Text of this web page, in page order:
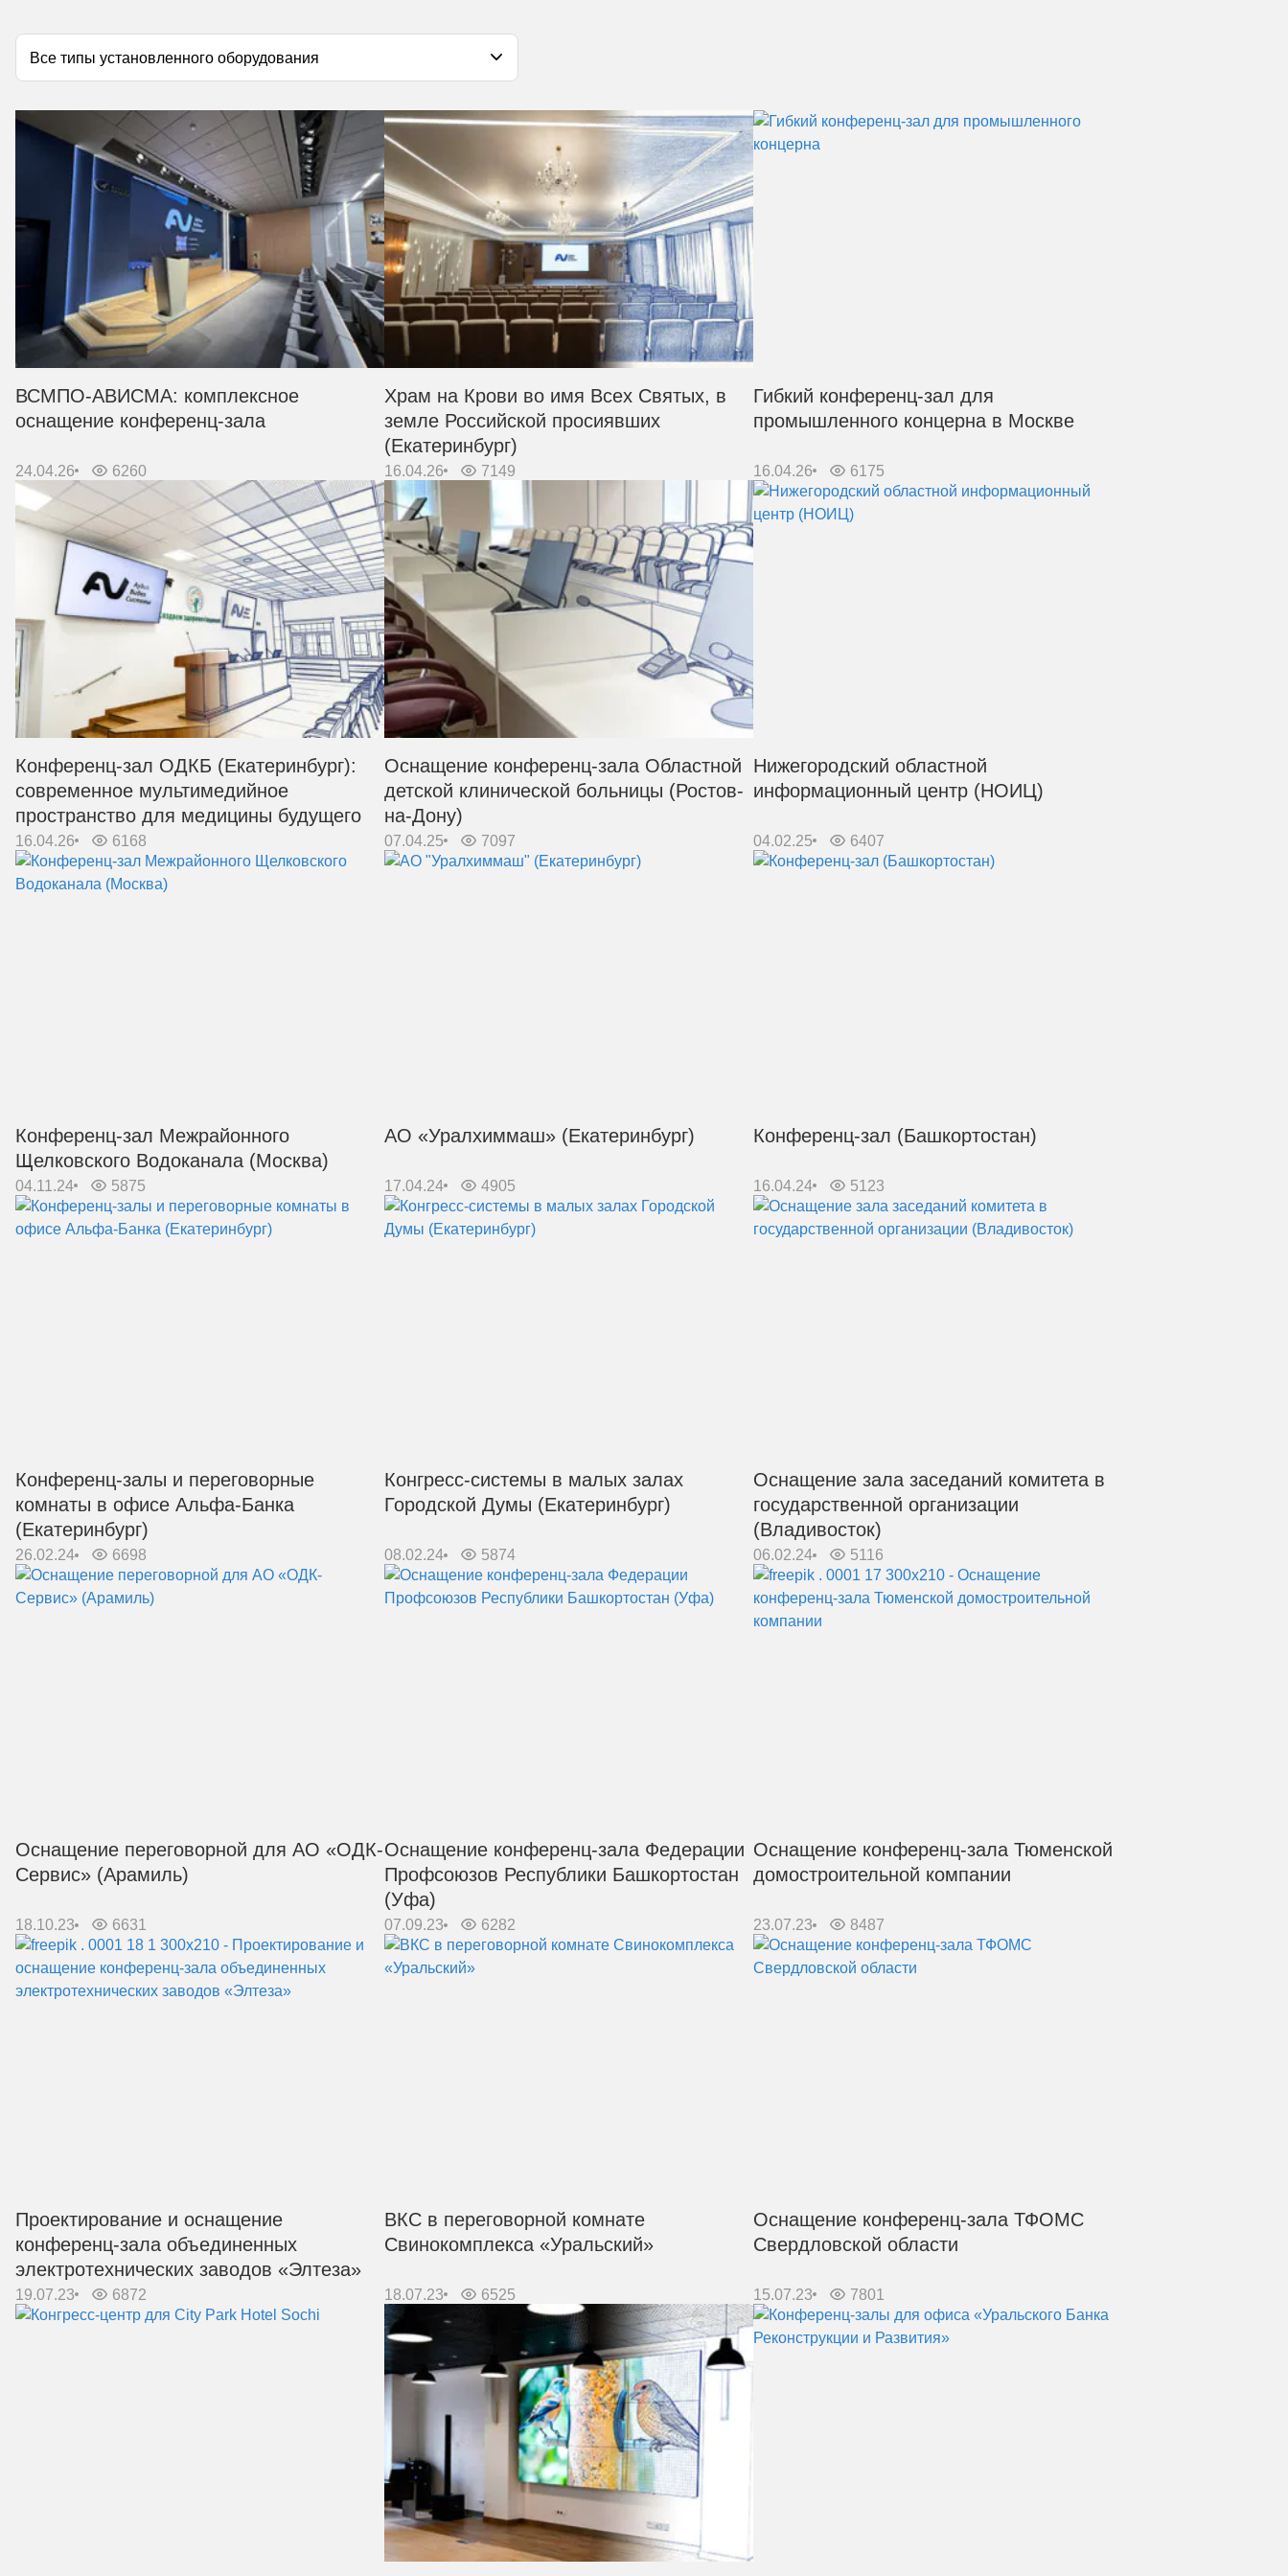
ВСМПО-АВИСМА: комплексное
оснащение конференц-зала
24.04.26 6260
Храм на Крови во имя Всех Святых, в
земле Российской просиявших
(Екатеринбург)
16.04.26 7149
Гибкий конференц-зал для
промышленного концерна в Москве
16.04.26 6175
Конференц-зал ОДКБ (Екатеринбург):
современное мультимедийное
пространство для медицины будущего
16.04.26 6168
Оснащение конференц-зала Областной
детской клинической больницы (Ростов-
на-Дону)
07.04.25 7097
Нижегородский областной
информационный центр (НОИЦ)
04.02.25 6407
Конференц-зал Межрайонного
Щелковского Водоканала (Москва)
04.11.24 5875
АО «Уралхиммаш» (Екатеринбург)
17.04.24 4905
Конференц-зал (Башкортостан)
16.04.24 5123
Конференц-залы и переговорные
комнаты в офисе Альфа-Банка
(Екатеринбург)
26.02.24 6698
Конгресс-системы в малых залах
Городской Думы (Екатеринбург)
08.02.24 5874
Оснащение зала заседаний комитета в
государственной организации
(Владивосток)
06.02.24 5116
Оснащение переговорной для АО «ОДК-
Сервис» (Арамиль)
18.10.23 6631
Оснащение конференц-зала Федерации
Профсоюзов Республики Башкортостан
(Уфа)
07.09.23 6282
Оснащение конференц-зала Тюменской
домостроительной компании
23.07.23 8487
Проектирование и оснащение
конференц-зала объединенных
электротехнических заводов «Элтеза»
19.07.23 6872
ВКС в переговорной комнате
Свинокомплекса «Уральский»
18.07.23 6525
Оснащение конференц-зала ТФОМС
Свердловской области
15.07.23 7801